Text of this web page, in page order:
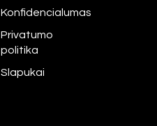
Konfidencialumas
Privatumo
politika
Slapukai